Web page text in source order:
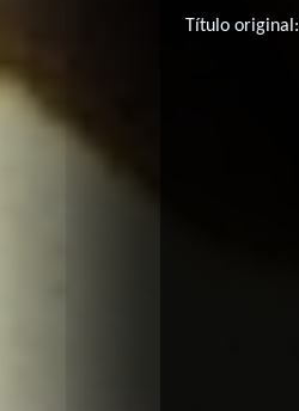
Título original: